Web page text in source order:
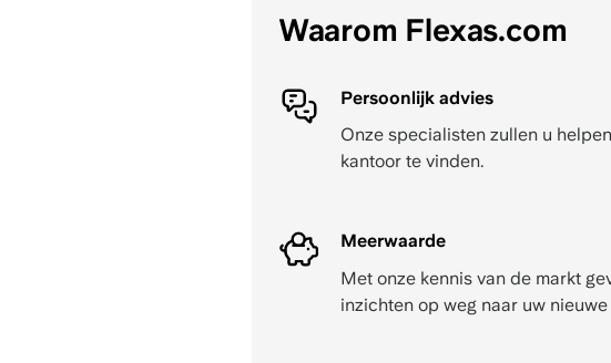
Waarom Flexas.com
Persoonlijk advies
Onze specialisten zullen u
kantoor te vinden.
Meerwaarde
Met onze kennis van de markt
inzichten op weg naar uw nieuwe